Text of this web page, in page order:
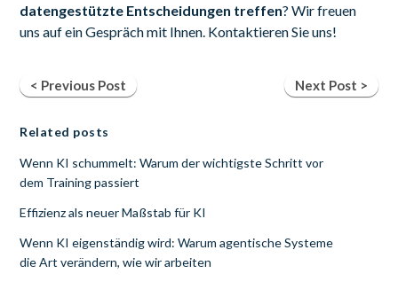
datengestützte Entscheidungen treffen? Wir freuen
uns auf ein Gespräch mit Ihnen. Kontaktieren Sie uns!
< Previous Post Next Post >
Related posts
Wenn KI schummelt: Warum der wichtigste Schritt vor
dem Training passiert
Effizienz als neuer Maßstab für KI
Wenn KI eigenständig wird: Warum agentische Systeme
die Art verändern, wie wir arbeiten